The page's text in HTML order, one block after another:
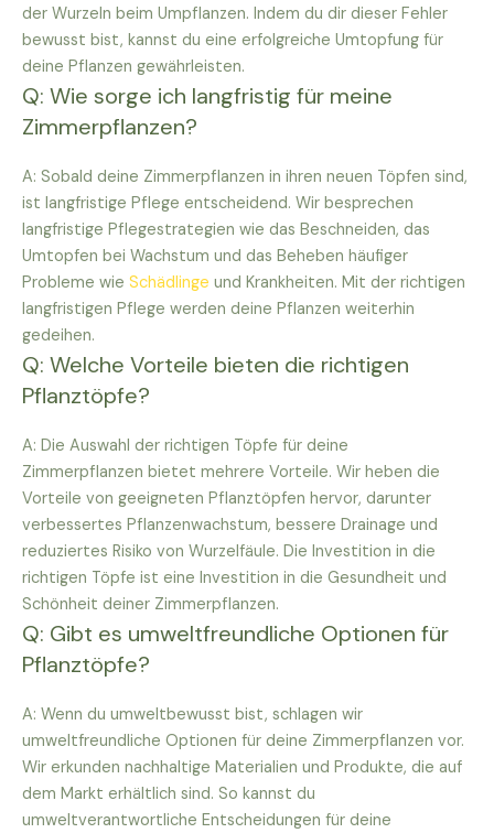
der Wurzeln beim Umpflanzen. Indem du dir dieser Fehler
bewusst bist, kannst du eine erfolgreiche Umtopfung für
deine Pflanzen gewährleisten.
Q: Wie sorge ich langfristig für meine
Zimmerpflanzen?
A: Sobald deine Zimmerpflanzen in ihren neuen Töpfen sind,
ist langfristige Pflege entscheidend. Wir besprechen
langfristige Pflegestrategien wie das Beschneiden, das
Umtopfen bei Wachstum und das Beheben häufiger
Probleme wie Schädlinge und Krankheiten. Mit der richtigen
langfristigen Pflege werden deine Pflanzen weiterhin
gedeihen.
Q: Welche Vorteile bieten die richtigen
Pflanztöpfe?
A: Die Auswahl der richtigen Töpfe für deine
Zimmerpflanzen bietet mehrere Vorteile. Wir heben die
Vorteile von geeigneten Pflanztöpfen hervor, darunter
verbessertes Pflanzenwachstum, bessere Drainage und
reduziertes Risiko von Wurzelfäule. Die Investition in die
richtigen Töpfe ist eine Investition in die Gesundheit und
Schönheit deiner Zimmerpflanzen.
Q: Gibt es umweltfreundliche Optionen für
Pflanztöpfe?
A: Wenn du umweltbewusst bist, schlagen wir
umweltfreundliche Optionen für deine Zimmerpflanzen vor.
Wir erkunden nachhaltige Materialien und Produkte, die auf
dem Markt erhältlich sind. So kannst du
umweltverantwortliche Entscheidungen für deine